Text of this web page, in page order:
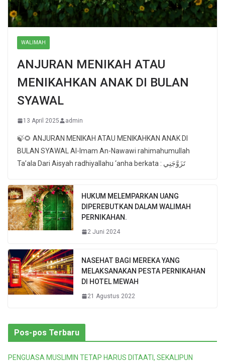
WALIMAH
ANJURAN MENIKAH ATAU
MENIKAHKAN ANAK DI BULAN
SYAWAL
13 April 2025 admin
🍃🌻 ANJURAN MENIKAH ATAU MENIKAHKAN ANAK DI
BULAN SYAWAL Al-Imam An-Nawawi rahimahumullah
Ta’ala Dari Aisyah radhiyallahu ‘anha berkata : تَزَوَّجَنِي
HUKUM MELEMPARKAN UANG
DIPEREBUTKAN DALAM WALIMAH
PERNIKAHAN.
2 Juni 2024
NASEHAT BAGI MEREKA YANG
MELAKSANAKAN PESTA PERNIKAHAN
DI HOTEL MEWAH
21 Agustus 2022
Pos-pos Terbaru
PENGUASA MUSLIMIN TETAP HARUS DITAATI, SEKALIPUN